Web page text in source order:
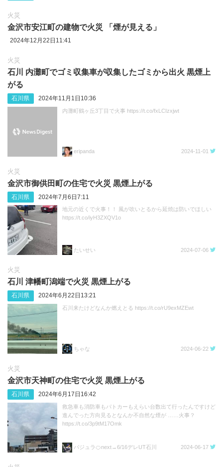
火災
金沢市安江町の建物で火災 「煙が見える」
2024年12月22日11:41
火災
石川 内灘町でゴミ収集車が収集したゴミから出火 黒煙上
がる
石川県 2024年11月1日10:36
内灘町鶴ヶ丘3丁目で火事 https://t.co/fxLCIzxjwt
eripanda 2024-11-01
火災
金沢市御供田町の住宅で火災 黒煙上がる
石川県 2024年7月6日7:11
地元の近くで火事！！ 風が吹いとるから延焼は防いでほしい
https://t.co/iyH3ZXQV1o
たいせい 2024-07-06
火災
石川 津幡町潟端で火災 黒煙上がる
石川県 2024年6月22日13:21
石川来たけどなんか燃えとる https://t.co/rU9exMZEwt
ちゃな 2024-06-22
火災
金沢市天神町の住宅で火災 黒煙上がる
石川県 2024年6月17日16:42
救急車も消防車もパトカーもえらい台数出て行ったんですけど
進んでった方向見るとなんか不自然な煙が ……火事？
https://t.co/3p9tM17Omk
バジュラ🍊next→6/16デレUT石川 2024-06-17